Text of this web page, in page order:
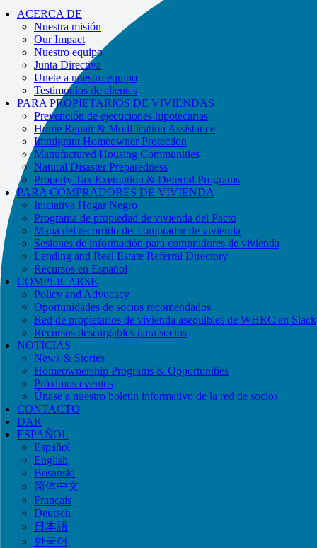
¡La ayuda está disponible!
894-4663
ACERCA DE
Nuestra misión
Our Impact
Nuestro equipo
Junta Directiva
Unete a nuestro equipo
Testimonios de clientes
PARA PROPIETARIOS DE VIVIENDAS
Prevención de ejecuciones hipotecarias
Home Repair & Modification Assistance
Immigrant Homeowner Protection
Manufactured Housing Communities
Natural Disaster Preparedness
Property Tax Exemption & Deferral Programs
PARA COMPRADORES DE VIVIENDA
Iniciativa Hogar Negro
Programa de propiedad de vivienda del Pacto
Mapa del recorrido del comprador de vivienda
Sesiones de información para compradores de vivienda
Lending and Real Estate Referral Directory
Recursos en Español
COMPLICARSE
Policy and Advocacy
Oportunidades de socios recomendados
Red de propietarios de vivienda asequibles de WHRC en Slack
Recursos descargables para socios
NOTICIAS
News & Stories
Homeownership Programs & Opportunities
Próximos eventos
Únase a nuestro boletín informativo de la red de socios
CONTACTO
DAR
ESPAÑOL
Español
English
Bosanski
简体中文
Français
Deutsch
日本語
한국어